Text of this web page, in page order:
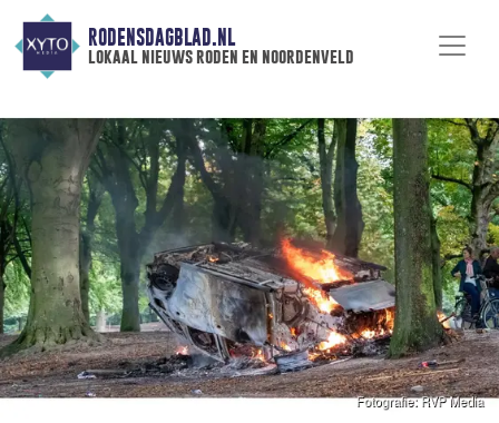
RODENSDAGBLAD.NL
lokaal nieuws roden en noordenveld